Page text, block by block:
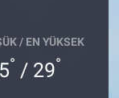
/ EN YÜKSEK
° / 29°